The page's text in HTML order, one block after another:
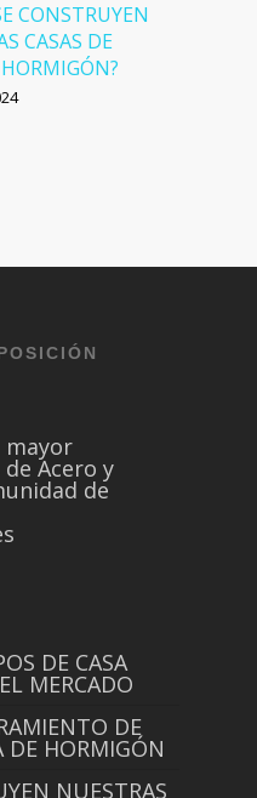
CONSTRUYEN
CASAS DE
mayor
Acero y
de
DE CASA
MERCADO
DE
DE HORMIGÓN
NUESTRAS